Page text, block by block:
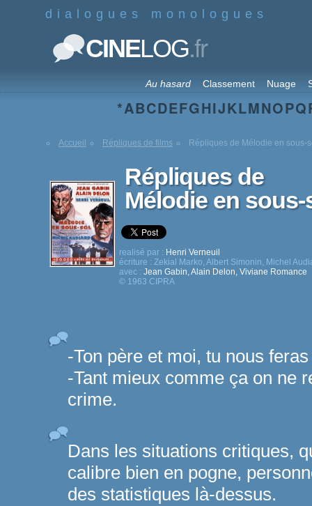
dialogues monologues
CINELOG.fr
Au hasard Classement Nuage
*ABCDEFGHIJKLMNOPQ
Accueil Répliques de films Répliques de Mélodie en sous-
Répliques de
Mélodie en
realisé par : Henri Verneuil
écriture : Zekial Marko, Albert Simonin, Michel
avec : Jean Gabin,Alain Delon, Viviane Romance
© 1963 CIPRA
-Ton père et moi, tu nous
-Tant mieux comme ça on ne
crime.
Dans les situations critiques,
calibre bien en pogne,
des statistiques là-dessus.